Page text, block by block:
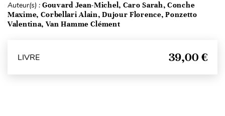
Auteur(s) : Gouvard Jean-Michel, Caro Sarah, Conche
Maxime, Corbellari Alain, Dujour Florence, Ponzetto
Valentina, Van Hamme Clément
LIVRE 39,00 €